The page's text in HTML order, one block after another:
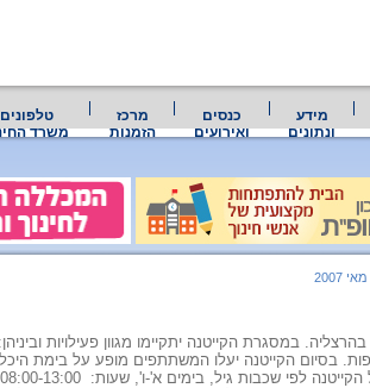
מידע
ונתונים
כנסים
ואירועים
מרכז
הזמנות
טלפונים
משרד
2007
במסגרת הקייטנה יתקיימו מגוון פעילויות
בסיום הקייטנה יעלו המשתתפים מופע על בימת